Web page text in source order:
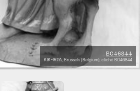
B046844
KIK-IRPA, Brussels (Belgium), cliché B046844